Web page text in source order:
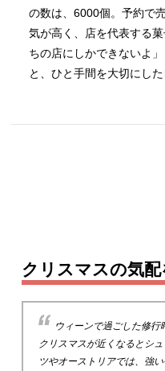
の数は、6000個。予約で
気が高く、店を代表する
ちの店にしかできないよ
と、ひと手間を大切にし
クリスマスの気
ウィーンで過ごした修行
クリスマスが近くなるとシ
ツやオーストリアでは、強